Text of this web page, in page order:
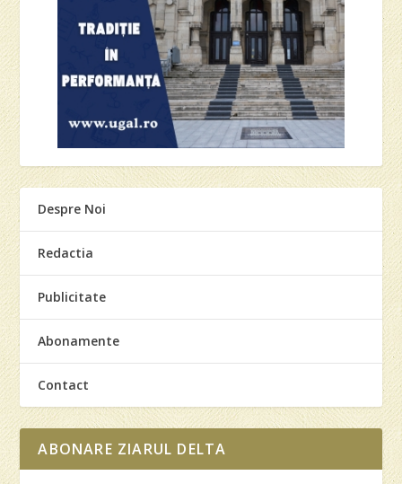
Despre Noi
Redactia
Publicitate
Abonamente
Contact
ABONARE ZIARUL DELTA